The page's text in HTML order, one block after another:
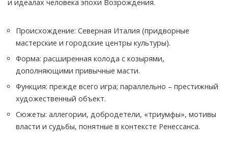
и идеалах человека эпохи Возрождения.
Происхождение: Северная Италия (придворные
мастерские и городские центры культуры).
Форма: расширенная колода с козырями,
дополняющими привычные масти.
Функция: прежде всего игра; параллельно – престижный
художественный объект.
Сюжеты: аллегории, добродетели, «триумфы», мотивы
власти и судьбы, понятные в контексте Ренессанса.